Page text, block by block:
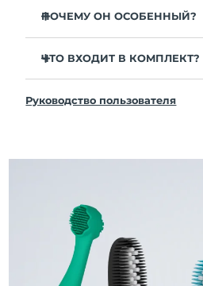
ПОЧЕМУ ОН ОСОБЕННЫЙ?
рта улучшается на 140% всего
Клинически доказано, что
Гибридная насадка служит в
требуется замена всего 1 раз
3 режима чистки: Deep
Технология Sonic Pulse
пульсаций в минуту для
очищения всей полости рта.
Получите доступ к
чистки через приложение
ЧТО ВХОДИТ В КОМПЛЕКТ?
Кабель для зарядки USB
Инструкция пользователя
Руководство пользователя